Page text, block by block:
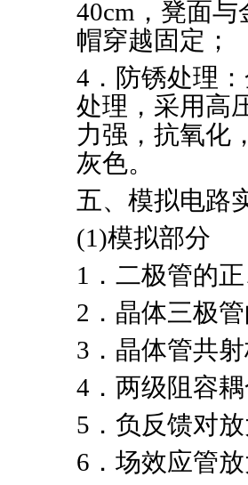
40cm，凳面
帽穿越固定；
4．防锈处理
处理，采用高
力强，抗氧化
灰色。
五、模拟电路
(1)模拟部分
1．二极管
2．晶体三极
3．晶体管
4．两级阻容
5．负反馈
6．场效